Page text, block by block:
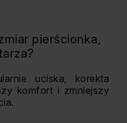
pierścionka,
uciska, korekta
komfort i zmniejszy